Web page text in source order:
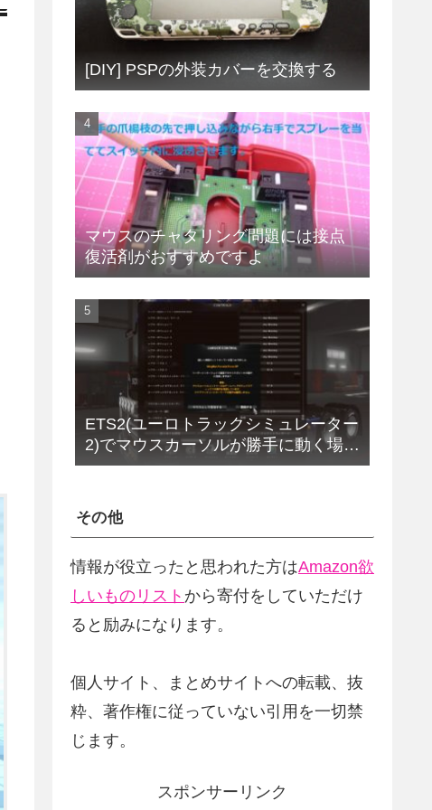
[DIY] PSPの外装カバーを交換する
マウスのチャタリング問題には接点
復活剤がおすすめですよ
ETS2(ユーロトラックシミュレーター
2)でマウスカーソルが勝手に動く場合
の解決法(改定版)
その他
情報が役立ったと思われた方はAmazon欲
しいものリスト から寄付をしていただけ
ると励みになります。
個人サイト、まとめサイトへの転載、抜
粋、著作権に従っていない引用を一切禁
じます。
スポンサーリンク